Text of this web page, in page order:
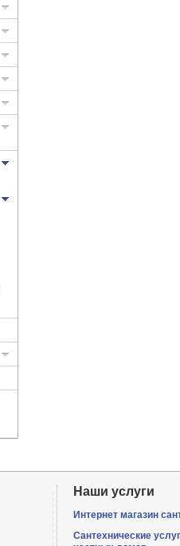
Наши услуги
Интернет магазин
Сантехнические